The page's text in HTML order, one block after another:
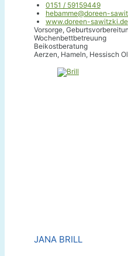
0151 / 59159449
hebamme@doreen-
www.doreen-sawitzki.de
Vorsorge,
Wochenbettbetreuung
Beikostberatung
Aerzen, Hameln, Hessisch
JANA BRILL